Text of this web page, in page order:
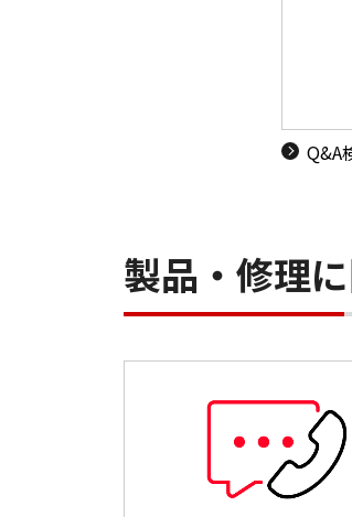
Q&A
製品・修理